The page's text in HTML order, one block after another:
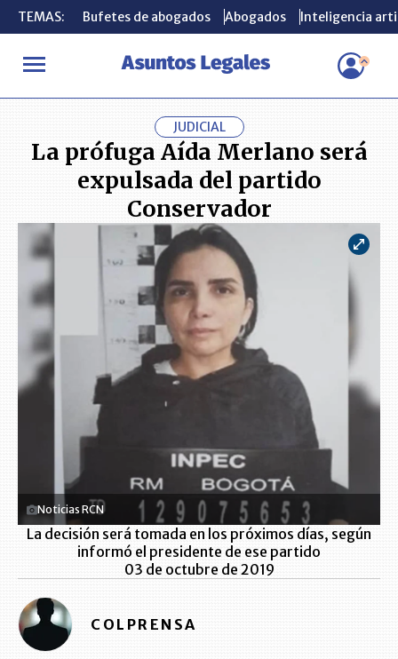
TEMAS: Bufetes de abogados Abogados Inteligencia
INICIO ACTUALIDAD La prófuga Aída Merlano será expulsada
TEMAS: Bufetes de abogados Abogados Inteligencia
JUDICIAL
La prófuga Aída Merlano será
expulsada del partido
Conservador
Noticias RCN
La decisión será tomada en los próximos días, según
informó el presidente de ese partido
03 de octubre de 2019
COLPRENSA